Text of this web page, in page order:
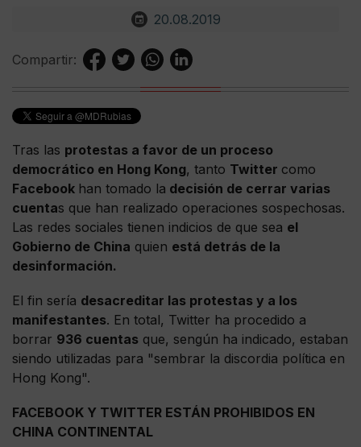
20.08.2019
Compartir:
Tras las protestas a favor de un proceso
democrático en Hong Kong, tanto Twitter como
Facebook han tomado la decisión de cerrar varias
cuentas que han realizado operaciones sospechosas.
Las redes sociales tienen indicios de que sea el
Gobierno de China quien está detrás de la
desinformación.
El fin sería desacreditar las protestas y a los
manifestantes. En total, Twitter ha procedido a
borrar 936 cuentas que, sengún ha indicado, estaban
siendo utilizadas para "sembrar la discordia política en
Hong Kong".
FACEBOOK Y TWITTER ESTÁN PROHIBIDOS EN
CHINA CONTINENTAL